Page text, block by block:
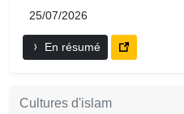
25/07/2026
En résumé
Cultures d'islam